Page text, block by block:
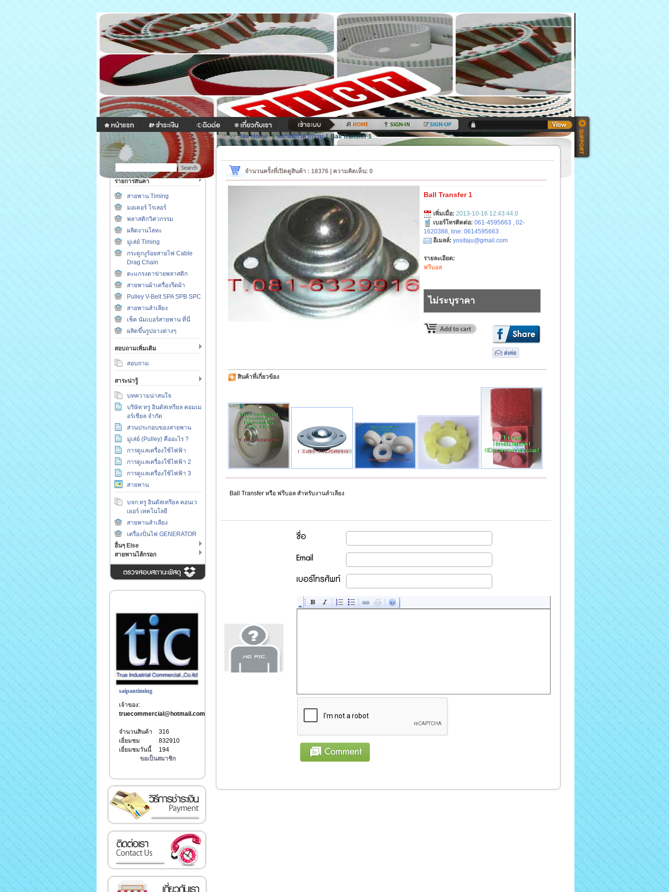
รายการสินค้า
สายพาน Timing
มอเตอร์ โรเลอร์
พลาสติกวิศวกรรม
ผลิตงานโลหะ
มู่เล่ย์ Timing
กระดูกงูร้อยสายไฟ Cable
Drag Chain
ตะแกรงตาข่ายพลาสติก
สายพานผ้าเครื่องรีดผ้า
Pulley V-Belt SPA SPB SPC
สายพานลำเลียง
เช็ค นัมเบอร์สายพาน ที่นี่
ผลิตขึ้นรูปยางต่างๆ
สอบถามเพิ่มเติม
สอบถาม
สาระน่ารู้
บทความน่าสนใจ
บริษัท ทรู อินดัสเทรียล คอมเม
อร์เชียล จำกัด
ส่วนประกอบของสายพาน
มู่เล่ย์ (Pulley) คืออะไร ?
การดูแลเครื่องใช้ไฟฟ้า
การดูแลเครื่องใช้ไฟฟ้า 2
การดูแลเครื่องใช้ไฟฟ้า 3
สายพาน
บจก.ทรู อินดัสเทรียล คอนเว
เยอร์ เทคโนโลยี
สายพานลำเลียง
เครื่องปั่นไฟ GENERATOR
อื่นๆ Else
สายพานไส้กรอก
saipantiming
เจ้าของ:
truecommercial@hotmail.com
จำนวนสินค้า
316
เยี่ยมชม
832910
เยี่ยมชมวันนี้
194
ขอเป็นสมาชิก
Site Home|พลาสติกวิศวกรรม|Ball Transfer 1
จำนวนครั้งที่เปิดดูสินค้า : 18376 | ความคิดเห็น: 0
Ball Transfer 1
เพิ่มเมื่อ: 2013-10-16 12:43:44.0
เบอร์โทรติดต่อ: 061-4595663 , 02-
1620388, line: 0614595663
อีเมลล์: yositaju@gmail.com
รายละเอียด:
ฟรีบอล
ไม่ระบุราคา
สินค้าที่เกี่ยวข้อง
Ball Transfer หรือ ฟรีบอล สำหรับงานลำเลียง
ชื่อ
Email
เบอร์โทรศัพท์